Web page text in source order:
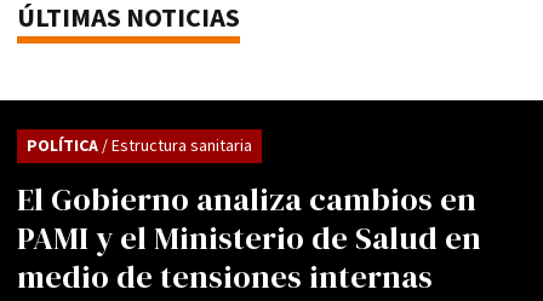
ÚLTIMAS NOTICIAS
El Gobierno analiza cambios en
PAMI y el Ministerio de Salud en
medio de tensiones internas
POLÍTICA/ Estructura sanitaria